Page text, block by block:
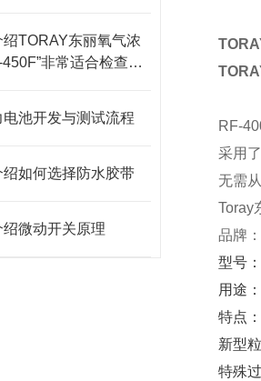
TORAY东丽氧气浓
450F”非常适合检查食
池开发与测试流程
绍如何选择防水胶带
微动开关原理
RF-
采用
无需
Toray
品牌
型号
用途
特点
新型
特殊